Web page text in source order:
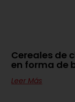
Cereales de
en forma de
Leer Más